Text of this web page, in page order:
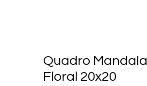
Quadro Mandala
Floral 20x20